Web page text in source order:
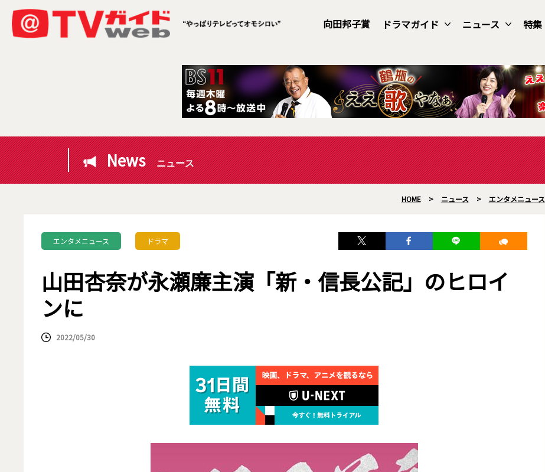
向田邦子賞 ドラマガイド ニュース 特集
News ニュース
HOME > ニュース > エンタメニュース
エンタメニュース ドラマ
山田杏奈が永瀬廉主演「新・信長公記」のヒロイ
ンに
2022/05/30